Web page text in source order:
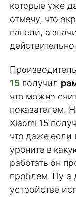
которые уже
отмечу, что
панели, а
15 получил
что можно
показателем.
Xiaomi 15
что даже если
уроните в
работать он
проблем. Ну а
устройстве